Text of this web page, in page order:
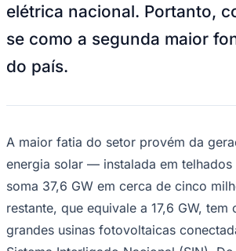
Brasileirão Série B
Copa do Brasil
Premier League
Bundesliga
Mundial 2026
Times - Ir direto
elétrica nacional. Portanto,
se como a segunda maior
do país.
A maior fatia do setor provém da
energia solar — instalada em
soma 37,6 GW em cerca de cinco
restante, que equivale a 17,6 GW, tem
grandes usinas fotovoltaicas